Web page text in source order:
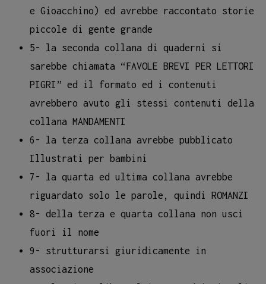
e Gioacchino) ed avrebbe raccontato storie
piccole di gente grande
5- la seconda collana di quaderni si
sarebbe chiamata “FAVOLE BREVI PER LETTORI
PIGRI” ed il formato ed i contenuti
avrebbero avuto gli stessi contenuti della
collana MANDAMENTI
6- la terza collana avrebbe pubblicato
Illustrati per bambini
7- la quarta ed ultima collana avrebbe
riguardato solo le parole, quindi ROMANZI
8- della terza e quarta collana non uscì
fuori il nome
9- strutturarsi giuridicamente in
associazione